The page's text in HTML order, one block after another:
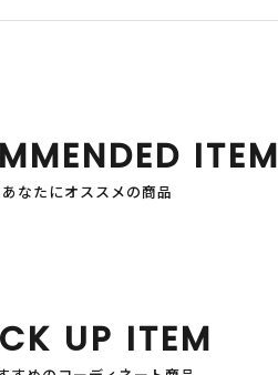
ITEM
あなたにオススメの商品
UP ITEM